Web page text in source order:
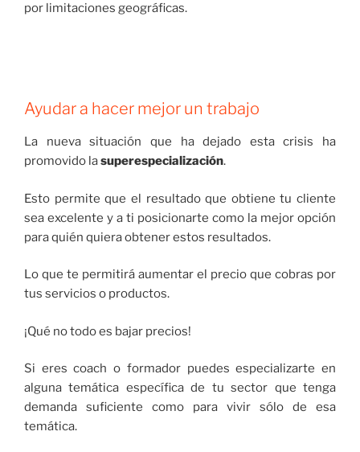
por limitaciones geográficas.
Ayudar a hacer mejor un trabajo
La nueva situación que ha dejado esta crisis ha
promovido lasuperespecialización.
Esto permite que el resultado que obtiene tu cliente
sea excelente y a ti posicionarte como la mejor opción
para quién quiera obtener estos resultados.
Lo que te permitirá aumentar el precio que cobras por
tus servicios o productos.
¡Qué no todo es bajar precios!
Si eres coach o formador puedes especializarte en
alguna temática específica de tu sector que tenga
demanda suficiente como para vivir sólo de esa
temática.